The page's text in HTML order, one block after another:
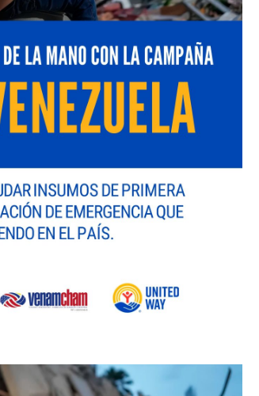
Marsh y
Venezuela
FIFA
junio 11,